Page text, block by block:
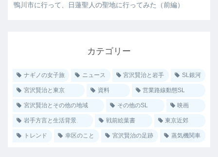
鴨川市に行って、日蓮聖人の聖地に行ってみた（前編）
カテゴリー
ナギノの女子旅 ニュース 宮沢賢治と岩手 SL銀河
宮沢賢治と東京 資料 営業路線動態SL
宮沢賢治とその他の地域 その他のSL 映画
岩手方言と生活背景 戦前絵葉書 東京近郊
トレンド 幸区のこと 宮沢賢治の足跡 蒸気機関車